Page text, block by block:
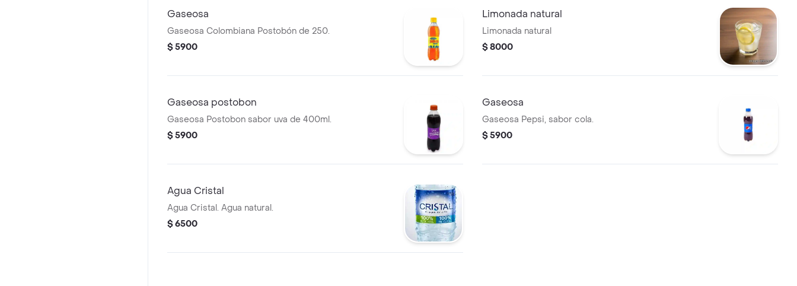
Gaseosa
Gaseosa Colombiana Postobón de 250.
$ 5900
Limonada natural
Limonada natural
$ 8000
Gaseosa postobon
Gaseosa Postobon sabor uva de 400ml.
$ 5900
Gaseosa
Gaseosa Pepsi, sabor cola.
$ 5900
Agua Cristal
Agua Cristal. Agua natural.
$ 6500